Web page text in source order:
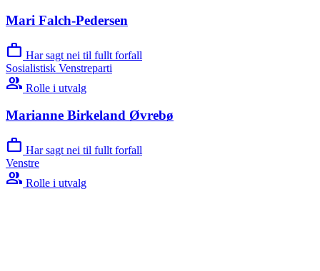
Mari Falch-Pedersen
work Har sagt nei til fullt forfall
Sosialistisk Venstreparti
group Rolle i utvalg
Marianne Birkeland Øvrebø
work Har sagt nei til fullt forfall
Venstre
group Rolle i utvalg